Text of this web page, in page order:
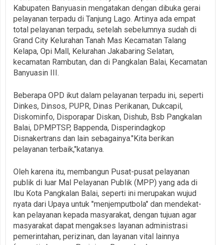
Kabupaten Banyuasin mengatakan dengan dibuka gerai
pelayanan terpadu di Tanjung Lago. Artinya ada empat
total pelayanan terpadu, setelah sebelumnya sudah di
Grand City Kelurahan Tanah Mas Kecamatan Talang
Kelapa, Opi Mall, Kelurahan Jakabaring Selatan,
kecamatan Rambutan, dan di Pangkalan Balai, Kecamatan
Banyuasin III.
Beberapa OPD ikut dalam pelayanan terpadu ini, seperti
Dinkes, Dinsos, PUPR, Dinas Perikanan, Dukcapil,
Diskominfo, Disporapar Diskan, Dishub, Bsb Pangkalan
Balai, DPMPTSP, Bappenda, Disperindagkop
Disnakertrans dan lain sebagainya."Kita berikan
pelayanan terbaik,"katanya.
Oleh karena itu, membangun Pusat-pusat pelayanan
publik di luar Mal Pelayanan Publik (MPP) yang ada di
Ibu Kota Pangkalan Balai, seperti ini merupakan wujud
nyata dari Upaya untuk "menjemputbola" dan mendekat-
kan pelayanan kepada masyarakat, dengan tujuan agar
masyarakat dapat mengakses layanan administrasi
pemerintahan, perizinan, dan layanan vital lainnya